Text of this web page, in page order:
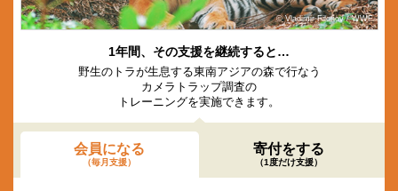
© Vladimir Filonov / WWF
1年間、その支援を継続すると…
野生のトラが生息する東南アジアの森で行なう
カメラトラップ調査の
トレーニングを実施できます。
会員になる
（毎月支援）
寄付をする
（1度だけ支援）